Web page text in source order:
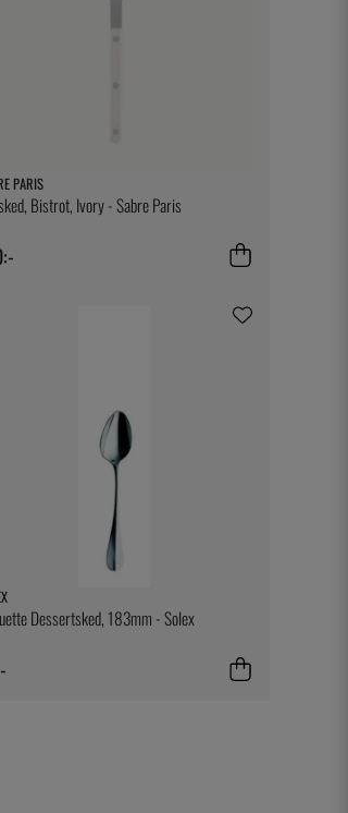
PARIS
Bistrot, Ivory - Sabre Paris
Dessertsked, 183mm - Solex